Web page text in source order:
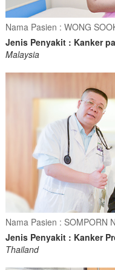
Nama Pasien : WONG
Jenis Penyakit : Kanker
Malaysia
Nama Pasien : SOMPORN
Jenis Penyakit : Kanker
Thailand